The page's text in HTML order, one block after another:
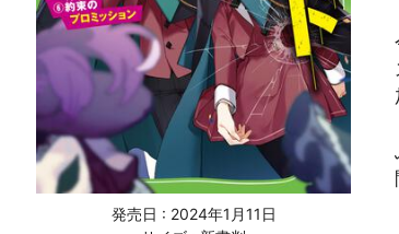
発売日 : 2024年1月11日